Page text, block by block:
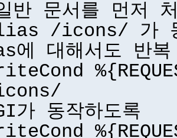
반 문서를 먼저
/icons/ 가
에 대해서도 반복
가 동작하도록